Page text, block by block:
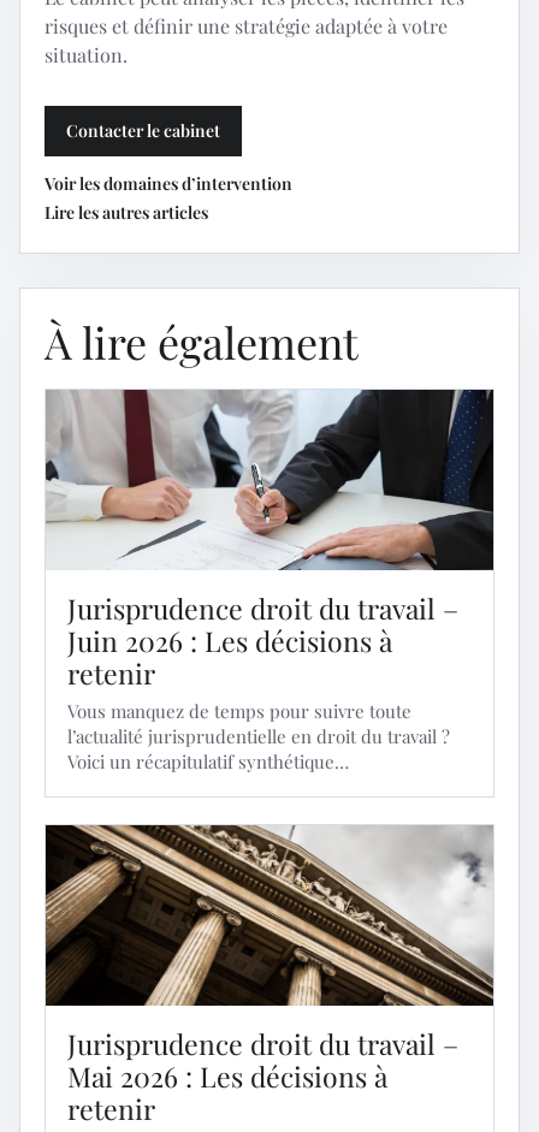
risques et définir une stratégie adaptée à votre
situation.
Contacter le cabinet
Voir les domaines d’intervention
Lire les autres articles
À lire également
Jurisprudence droit du travail –
Juin 2026 : Les décisions à
retenir
Vous manquez de temps pour suivre toute
l’actualité jurisprudentielle en droit du travail ?
Voici un récapitulatif synthétique…
Jurisprudence droit du travail –
Mai 2026 : Les décisions à
retenir